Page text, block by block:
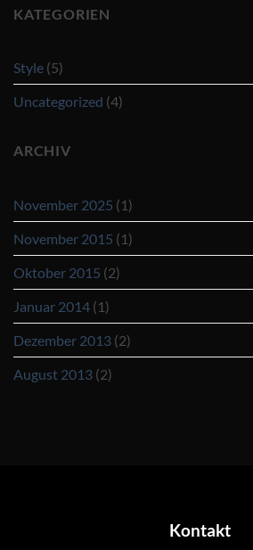
KATEGORIEN
Style (5)
Uncategorized (4)
ARCHIV
November 2025 (1)
November 2015 (1)
Oktober 2015 (2)
Januar 2014 (1)
Dezember 2013 (2)
August 2013 (2)
Kontakt